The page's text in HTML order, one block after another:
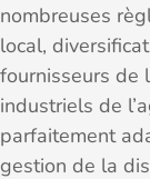
nombreuses
local,
fournisseurs de
industriels de
parfaitement
gestion de la